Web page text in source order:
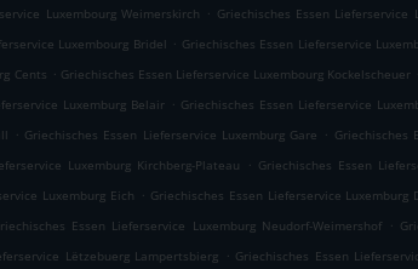
Luxembourg Weimerskirch . Griechisches Essen Lieferservice
Luxembourg Bridel . Griechisches Essen Lieferservice
Cents . Griechisches Essen Lieferservice Luxembourg Kockelscheuer
Luxemburg Belair . Griechisches Essen Lieferservice
. Griechisches Essen Lieferservice Luxemburg Gare . Griechisches
Luxemburg Kirchberg-Plateau . Griechisches Essen
Luxemburg Eich . Griechisches Essen Lieferservice Luxemburg
Essen Lieferservice Luxemburg Neudorf-Weimershof .
Lëtzebuerg Lampertsbierg . Griechisches Essen